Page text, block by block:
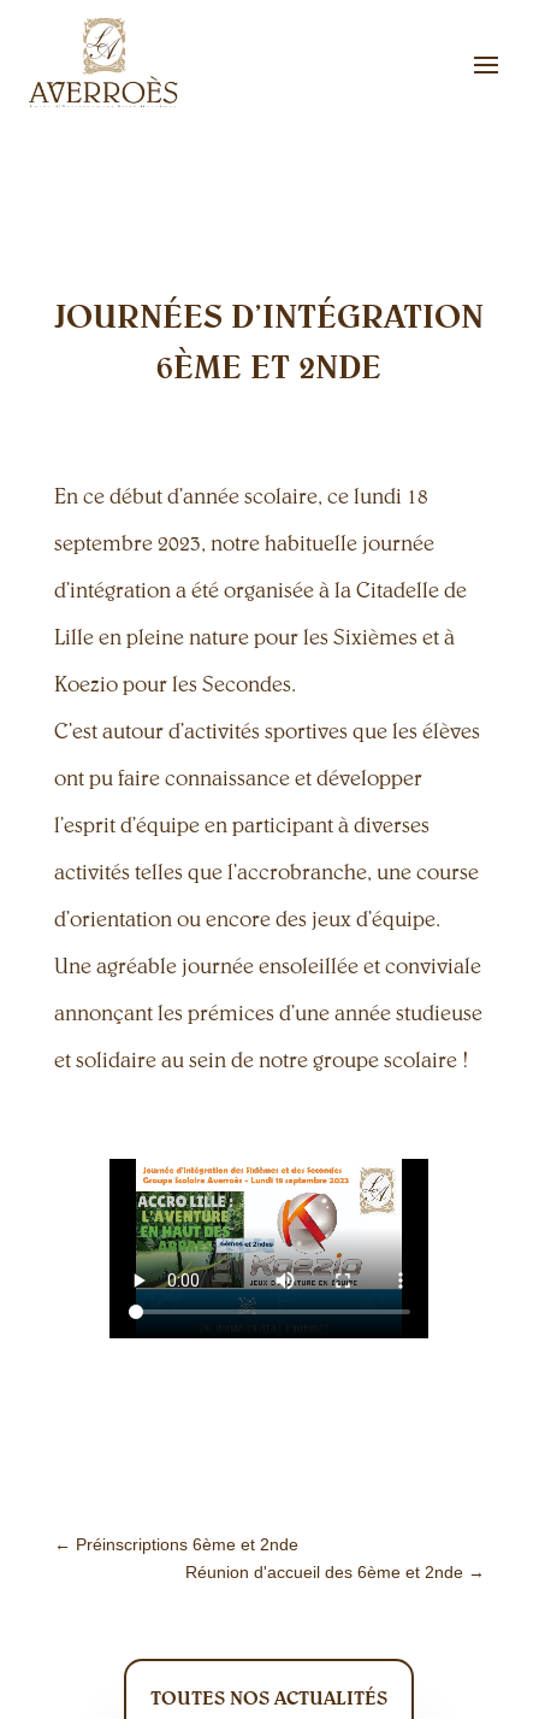
JOURNÉES D’INTÉGRATION
6ÈME ET 2NDE
En ce début d’année scolaire, ce lundi 18
septembre 2023, notre habituelle journée
d’intégration a été organisée à la Citadelle de
Lille en pleine nature pour les Sixièmes et à
Koezio pour les Secondes.
C’est autour d’activités sportives que les élèves
ont pu faire connaissance et développer
l’esprit d’équipe en participant à diverses
activités telles que l’accrobranche, une course
d’orientation ou encore des jeux d’équipe.
Une agréable journée ensoleillée et conviviale
annonçant les prémices d’une année studieuse
et solidaire au sein de notre groupe scolaire !
← Préinscriptions 6ème et 2nde
Réunion d'accueil des 6ème et 2nde →
TOUTES NOS ACTUALITÉS